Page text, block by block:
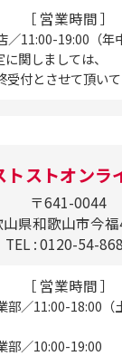
［ 営業時間 ］
11:00-19:00（年
関しましては、
受付とさせて頂いて
トストオンラ
〒641-0044
県和歌山市今
TEL : 0120-54-
［ 営業時間 ］
部／11:00-18:00（
部／10:00-19:00